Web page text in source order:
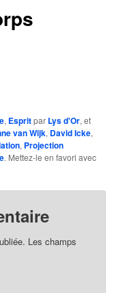
, Espritpar Lys d'Or, et
van Wijk, David Icke,
, Projection
. Mettez-le en favori avec
Les champs